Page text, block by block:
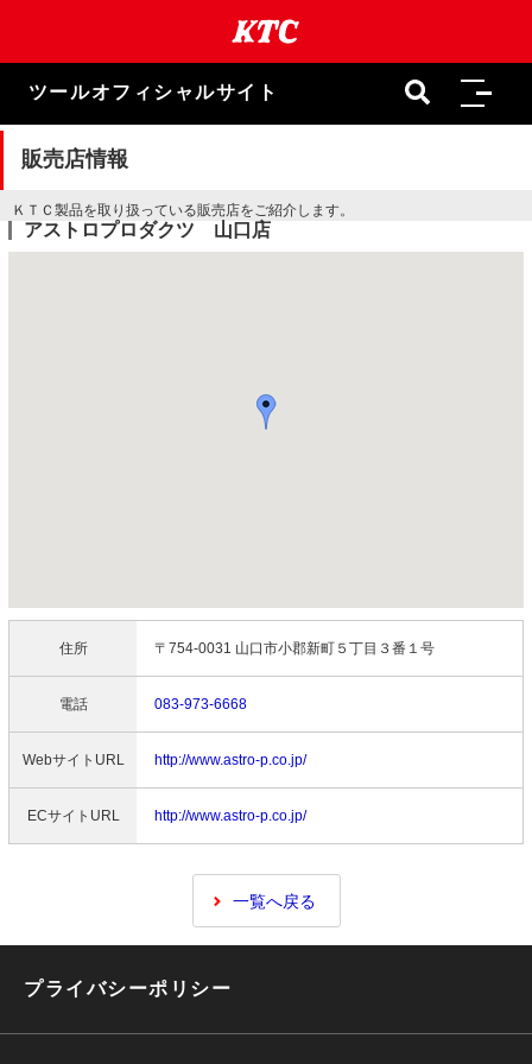
ま
キ
ツールオフィシャルサイト
販売店情報
ＫＴＣ製品を取り扱っている販売店をご紹介します。
アストロプロダクツ 山口店
住所 〒754-0031 山口市小郡新町５丁目３番１号
電話 083-973-6668
WebサイトURL http://www.astro-p.co.jp/
ECサイトURL http://www.astro-p.co.jp/
一覧へ戻る
プライバシーポリシー